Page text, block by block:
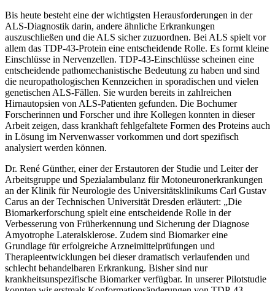
Bis heute besteht eine der wichtigsten Herausforderungen in der
ALS-Diagnostik darin, andere ähnliche Erkrankungen
auszuschließen und die ALS sicher zuzuordnen. Bei ALS spielt vor
allem das TDP-43-Protein eine entscheidende Rolle. Es formt kleine
Einschlüsse in Nervenzellen. TDP-43-Einschlüsse scheinen eine
entscheidende pathomechanistische Bedeutung zu haben und sind
die neuropathologischen Kennzeichen in sporadischen und vielen
genetischen ALS-Fällen. Sie wurden bereits in zahlreichen
Hirnautopsien von ALS-Patienten gefunden. Die Bochumer
Forscherinnen und Forscher und ihre Kollegen konnten in dieser
Arbeit zeigen, dass krankhaft fehlgefaltete Formen des Proteins auch
in Lösung im Nervenwasser vorkommen und dort spezifisch
analysiert werden können.
Dr. René Günther, einer der Erstautoren der Studie und Leiter der
Arbeitsgruppe und Spezialambulanz für Motoneuronerkrankungen
an der Klinik für Neurologie des Universitätsklinikums Carl Gustav
Carus an der Technischen Universität Dresden erläutert: „Die
Biomarkerforschung spielt eine entscheidende Rolle in der
Verbesserung von Früherkennung und Sicherung der Diagnose
Amyotrophe Lateralsklerose. Zudem sind Biomarker eine
Grundlage für erfolgreiche Arzneimittelprüfungen und
Therapieentwicklungen bei dieser dramatisch verlaufenden und
schlecht behandelbaren Erkrankung. Bisher sind nur
krankheitsunspezifische Biomarker verfügbar. In unserer Pilotstudie